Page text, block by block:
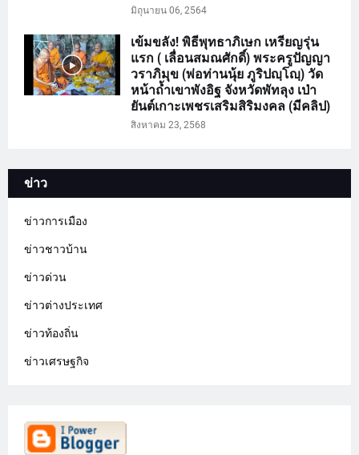
มิถุนายน 06, 2564
เข้มขลัง! พิธีพุทธาภิเษก เหรียญรุ่น
แรก ( เลื่อนสมณศักดิ์) พระครูปัญญา
วราภิมุข (พ่อท่านนุ้ย ภูริปญฺโญฺ) วัด
หน้าถ้ำเขาพังอิฐ จังหวัดพัทลุง เป่า
ยันต์เกาะเพชรเสริมสิริมงคล (มีคลิป)
สิงหาคม 23, 2568
ข่าว
ข่าวการเมือง
ข่าวชาวบ้าน
ข่าวด่วน
ข่าวต่างประเทศ
ข่าวท้องถิ่น
ข่าวเศรษฐกิจ